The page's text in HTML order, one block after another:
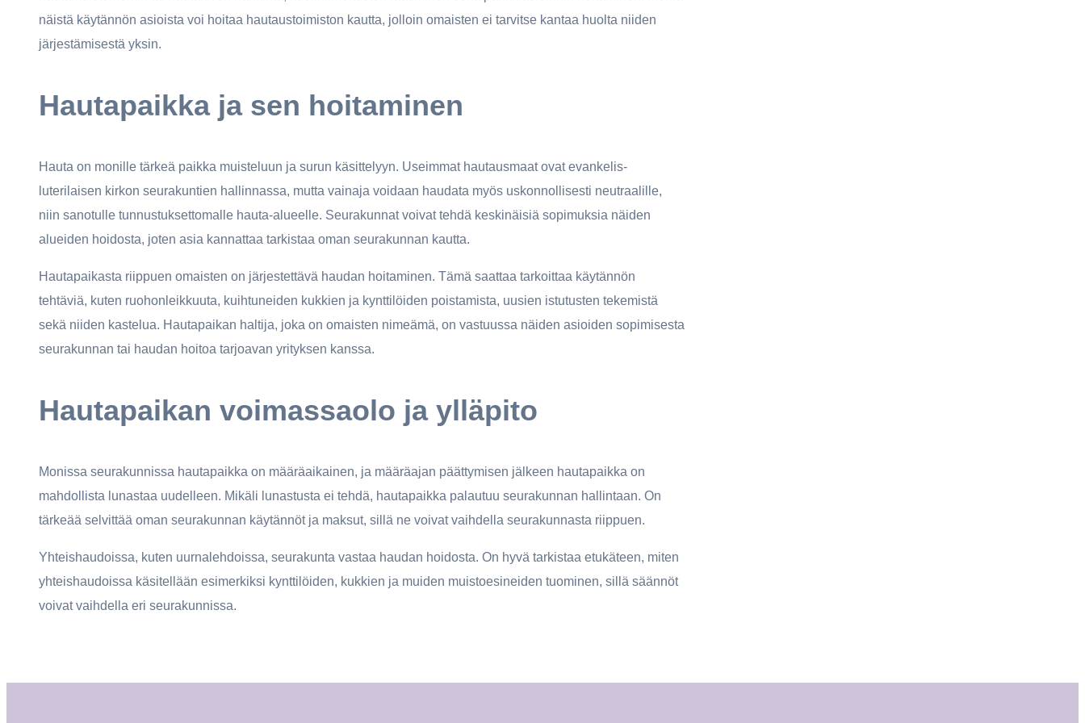
näistä käytännön asioista voi hoitaa hautaustoimiston kautta, jolloin omaisten ei tarvitse kantaa huolta niiden
järjestämisestä yksin.
Hautapaikka ja sen hoitaminen
Hauta on monille tärkeä paikka muisteluun ja surun käsittelyyn. Useimmat hautausmaat ovat evankelis-
luterilaisen kirkon seurakuntien hallinnassa, mutta vainaja voidaan haudata myös uskonnollisesti neutraalille,
niin sanotulle tunnustuksettomalle hauta-alueelle. Seurakunnat voivat tehdä keskinäisiä sopimuksia näiden
alueiden hoidosta, joten asia kannattaa tarkistaa oman seurakunnan kautta.
Hautapaikasta riippuen omaisten on järjestettävä haudan hoitaminen. Tämä saattaa tarkoittaa käytännön
tehtäviä, kuten ruohonleikkuuta, kuihtuneiden kukkien ja kynttilöiden poistamista, uusien istutusten tekemistä
sekä niiden kastelua. Hautapaikan haltija, joka on omaisten nimeämä, on vastuussa näiden asioiden sopimisesta
seurakunnan tai haudan hoitoa tarjoavan yrityksen kanssa.
Hautapaikan voimassaolo ja ylläpito
Monissa seurakunnissa hautapaikka on määräaikainen, ja määräajan päättymisen jälkeen hautapaikka on
mahdollista lunastaa uudelleen. Mikäli lunastusta ei tehdä, hautapaikka palautuu seurakunnan hallintaan. On
tärkeää selvittää oman seurakunnan käytännöt ja maksut, sillä ne voivat vaihdella seurakunnasta riippuen.
Yhteishaudoissa, kuten uurnalehdoissa, seurakunta vastaa haudan hoidosta. On hyvä tarkistaa etukäteen, miten
yhteishaudoissa käsitellään esimerkiksi kynttilöiden, kukkien ja muiden muistoesineiden tuominen, sillä säännöt
voivat vaihdella eri seurakunnissa.